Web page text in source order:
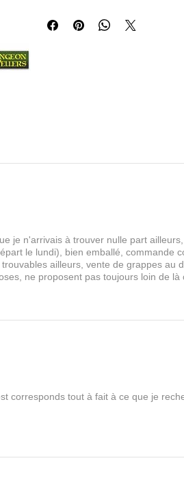
de 14 ans.
- Modèles en plastique non
- Sélection croissante de
je n'arrivais à trouver nulle part
le lundi), bien emballé, commande
ailleurs, vente de grappes
ne proposent pas toujours loin de
corresponds tout à fait à ce que je